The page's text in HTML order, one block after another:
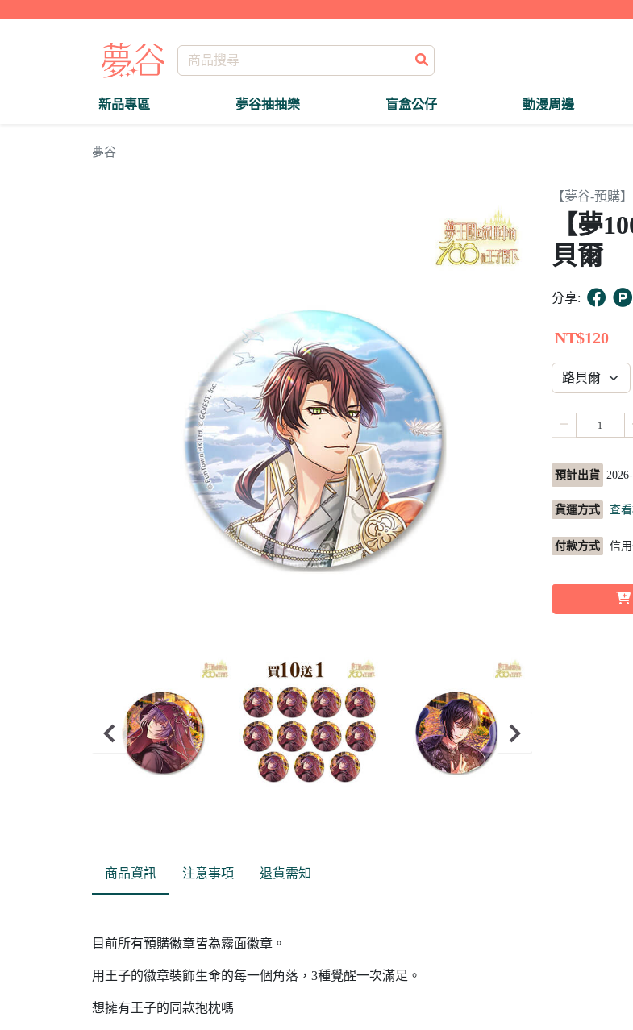
新品專區 夢谷抽抽樂 盲盒公仔 動漫周邊
夢谷
【夢谷-預購】
【夢
貝爾
分享:
NT$120
預計出貨
貨運方式 查
付款方式 信
商品資訊 注意事項 退貨需知
目前所有預購徽章皆為霧面徽章。
用王子的徽章裝飾生命的每一個角落，3種覺醒一次滿足。
想擁有王子的同款抱枕嗎